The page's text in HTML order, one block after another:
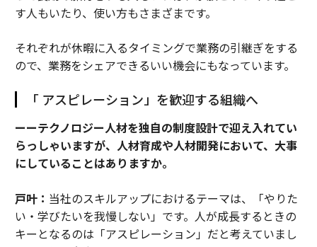
す人もいたり、使い方もさまざまです。
それぞれが休暇に入るタイミングで業務の引継ぎをする
ので、業務をシェアできるいい機会にもなっています。
「 アスピレーション」を歓迎する組織へ
ーーテクノロジー人材を独自の制度設計で迎え入れてい
らっしゃいますが、人材育成や人材開発において、大事
にしていることはありますか。
戸叶： 当社のスキルアップにおけるテーマは、「やりた
い・学びたいを我慢しない」です。人が成長するときの
キーとなるのは「アスピレーション」だと考えていまし